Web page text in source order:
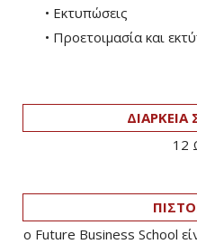
• Εκτυπώσεις
• Προετοιµασία και
ΔΙΑΡΚΕΙΑ
12
ο Future Business School